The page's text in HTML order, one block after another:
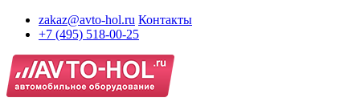
zakaz@avto-hol.ru Контакты
+7 (495) 518-00-25